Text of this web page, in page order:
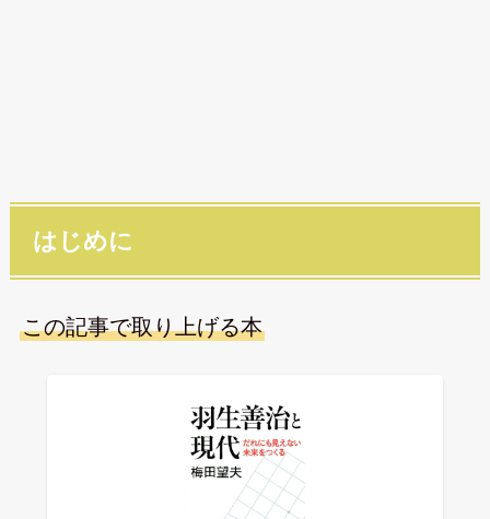
はじめに
この記事で取り上げる本